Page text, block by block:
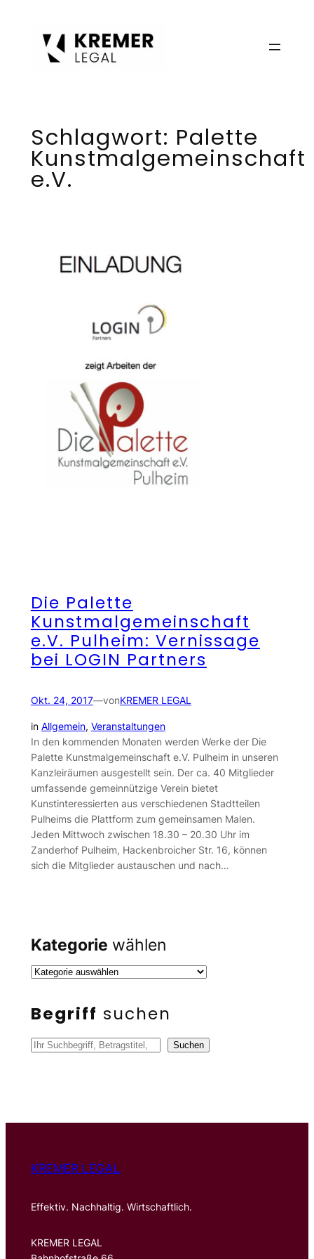
Schlagwort: Palette
Kunstmalgemeinschaft
e.V.
Die Palette
Kunstmalgemeinschaft
e.V. Pulheim: Vernissage
bei LOGIN Partners
Okt. 24, 2017—vonKREMER LEGAL
in Allgemein, Veranstaltungen
In den kommenden Monaten werden Werke der Die
Palette Kunstmalgemeinschaft e.V. Pulheim in unseren
Kanzleiräumen ausgestellt sein. Der ca. 40 Mitglieder
umfassende gemeinnützige Verein bietet
Kunstinteressierten aus verschiedenen Stadtteilen
Pulheims die Plattform zum gemeinsamen Malen.
Jeden Mittwoch zwischen 18.30 – 20.30 Uhr im
Zanderhof Pulheim, Hackenbroicher Str. 16, können
sich die Mitglieder austauschen und nach…
Kategorie wählen
Begriff suchen
S
n
Suchen
KREMER LEGAL
Effektiv. Nachhaltig. Wirtschaftlich.
KREMER LEGAL